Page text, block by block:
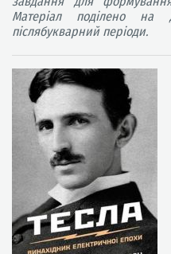
Матеріал поділено на
післябукварний періоди.